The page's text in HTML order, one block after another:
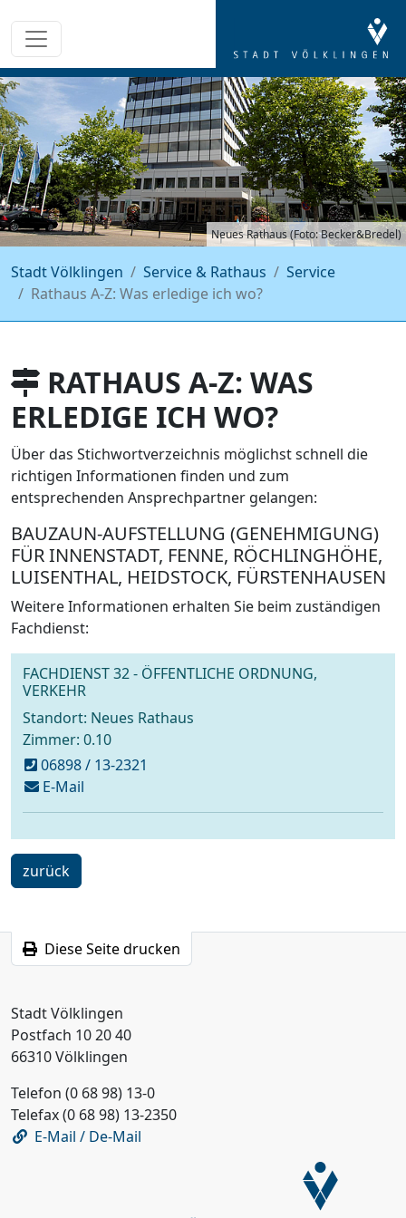
Neues Rathaus (Foto: Becker&Bredel)
Stadt Völklingen Service & Rathaus
Service
Rathaus A-Z: Was erledige ich wo?
RATHAUS A-Z: WAS
ERLEDIGE ICH WO?
Über das Stichwortverzeichnis möglichst schnell die
richtigen Informationen finden und zum
entsprechenden Ansprechpartner gelangen:
BAUZAUN-AUFSTELLUNG (GENEHMIGUNG)
FÜR INNENSTADT, FENNE, RÖCHLINGHÖHE,
LUISENTHAL, HEIDSTOCK, FÜRSTENHAUSEN
Weitere Informationen erhalten Sie beim zuständigen
Fachdienst:
FACHDIENST 32 - ÖFFENTLICHE ORDNUNG,
VERKEHR
Standort: Neues Rathaus
Zimmer: 0.10
06898 / 13-2321
E-Mailschreiben
an
ein
Schritt
zurück
Diese Seite drucken
Stadt Völklingen
Postfach 10 20 40
66310 Völklingen
Telefon (0 68 98) 13-0
Telefax (0 68 98) 13-2350
E-Mail / De-Mail